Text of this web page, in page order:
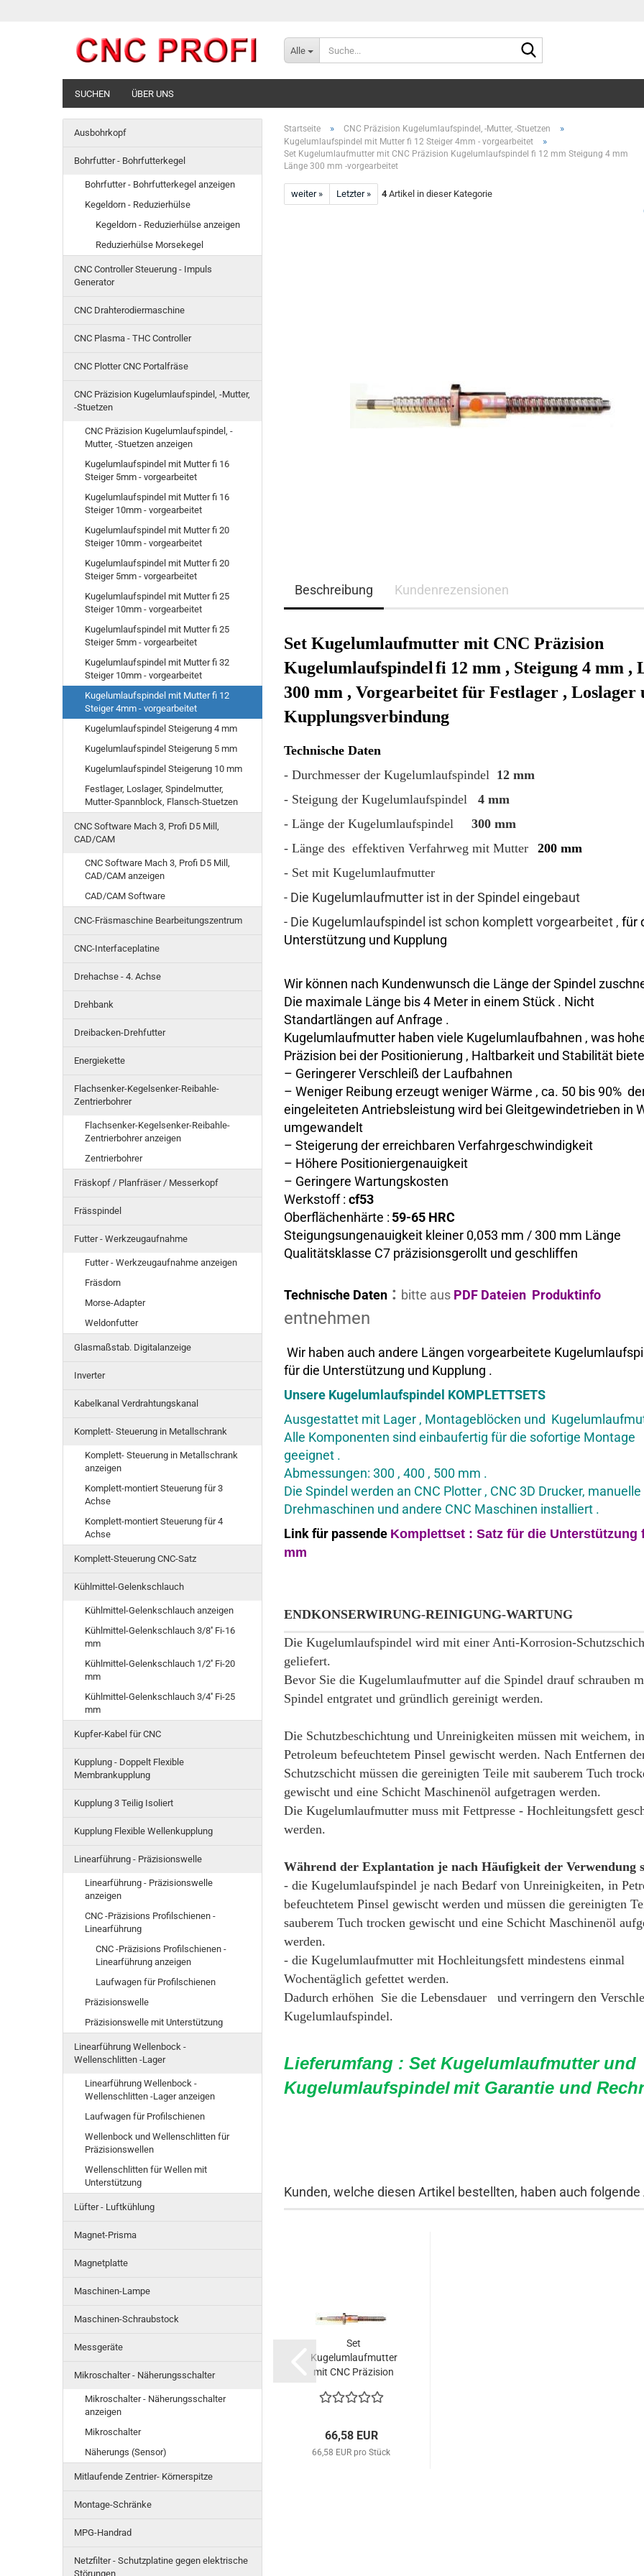
Alle
SUCHEN ÜBER UNS
Startseite » CNC Präzision Kugelumlaufspindel, -Mutter, -Stuetzen »
Kugelumlaufspindel mit Mutter fi 12 Steiger 4mm - vorgearbeitet »
Set Kugelumlaufmutter mit CNC Präzision Kugelumlaufspindel fi 12 mm Steigung 4 mm
Länge 300 mm -vorgearbeitet
weiter » Letzter » 4Artikel in dieser Kategorie
Beschreibung Kundenrezensionen
Set Kugelumlaufmutter mit CNC Präzision
Kugelumlaufspindelfi 12 mm , Steigung 4 mm ,
300 mm , Vorgearbeitet für Festlager , Loslager
Kupplungsverbindung
Technische Daten
- Durchmesser der Kugelumlaufspindel 12 mm
- Steigung der Kugelumlaufspindel 4 mm
- Länge der Kugelumlaufspindel
300 mm
- Länge des effektiven Verfahrweg mit Mutter
200 mm
- Set mit Kugelumlaufmutter
- Die Kugelumlaufmutter ist in der Spindel eingebaut
- Die Kugelumlaufspindel ist schon komplett vorgearbeitet , für
Unterstützung und Kupplung
Wir können nach Kundenwunsch die Länge der Spindel
Die maximale Länge bis 4 Meter in einem Stück . Nicht
Standartlängen auf Anfrage .
Kugelumlaufmutter haben viele Kugelumlaufbahnen , was
Präzision bei der Positionierung , Haltbarkeit und Stabilität
– Geringerer Verschleiß der Laufbahnen
– Weniger Reibung erzeugt weniger Wärme , ca. 50 bis 90%
eingeleiteten Antriebsleistung wird bei Gleitgewindetrieben in
umgewandelt
– Steigerung der erreichbaren Verfahrgeschwindigkeit
– Höhere Positioniergenauigkeit
– Geringere Wartungskosten
Werkstoff : cf53
Oberflächenhärte : 59-65 HRC
Steigungsungenauigkeit kleiner 0,053 mm / 300 mm Länge
Qualitätsklasse C7 präzisionsgerollt und geschliffen
Technische Daten: bitte aus PDF Dateien Produktinfo
entnehmen
Wir haben auch andere Längen vorgearbeitete
für die Unterstützung und Kupplung .
Unsere Kugelumlaufspindel KOMPLETTSETS
Ausgestattet mit Lager , Montageblöcken und
Alle Komponenten sind einbaufertig für die sofortige Montage
geeignet .
Abmessungen: 300 , 400 , 500 mm .
Die Spindel werden an CNC Plotter , CNC 3D Drucker, manuelle
Drehmaschinen und andere CNC Maschinen installiert .
Link für passende Komplettset : Satz für die Unterstützung
mm
ENDKONSERWIRUNG-REINIGUNG-WARTUNG
Die Kugelumlaufspindel wird mit einer Anti-Korrosion-
geliefert.
Bevor Sie die Kugelumlaufmutter auf die Spindel drauf schrauben
Spindel entgratet und gründlich gereinigt werden.
Die Schutzbeschichtung und Unreinigkeiten müssen mit weichem, in
Petroleum befeuchtetem Pinsel gewischt werden. Nach Entfernen
Schutzschicht müssen die gereinigten Teile mit sauberem Tuch
gewischt und eine Schicht Maschinenöl aufgetragen werden.
Die Kugelumlaufmutter muss mit Fettpresse - Hochleitungsfett
werden.
Während der Explantation je nach Häufigkeit der Verwendung
- die Kugelumlaufspindel je nach Bedarf von Unreinigkeiten, in
befeuchtetem Pinsel gewischt werden und müssen die gereinigten
sauberem Tuch trocken gewischt und eine Schicht Maschinenöl
werden.
- die Kugelumlaufmutter mit Hochleitungsfett mindestens einmal
Wochentäglich gefettet werden.
Dadurch erhöhen Sie die Lebensdauer und verringern den
Kugelumlaufspindel.
Lieferumfang : Set Kugelumlaufmutter und
Kugelumlaufspindel mit Garantie und
Kunden, welche diesen Artikel bestellten, haben auch
Set
Kugelumlaufmutter
mit CNC Präzision
66,58 EUR
66,58 EUR pro Stück
Ausbohrkopf
Bohrfutter - Bohrfutterkegel
Bohrfutter - Bohrfutterkegel anzeigen
Kegeldorn - Reduzierhülse
Kegeldorn - Reduzierhülse anzeigen
Reduzierhülse Morsekegel
CNC Controller Steuerung - Impuls
Generator
CNC Drahterodiermaschine
CNC Plasma - THC Controller
CNC Plotter CNC Portalfräse
CNC Präzision Kugelumlaufspindel, -Mutter,
-Stuetzen
CNC Präzision Kugelumlaufspindel, -
Mutter, -Stuetzen anzeigen
Kugelumlaufspindel mit Mutter fi 16
Steiger 5mm - vorgearbeitet
Kugelumlaufspindel mit Mutter fi 16
Steiger 10mm - vorgearbeitet
Kugelumlaufspindel mit Mutter fi 20
Steiger 10mm - vorgearbeitet
Kugelumlaufspindel mit Mutter fi 20
Steiger 5mm - vorgearbeitet
Kugelumlaufspindel mit Mutter fi 25
Steiger 10mm - vorgearbeitet
Kugelumlaufspindel mit Mutter fi 25
Steiger 5mm - vorgearbeitet
Kugelumlaufspindel mit Mutter fi 32
Steiger 10mm - vorgearbeitet
Kugelumlaufspindel mit Mutter fi 12
Steiger 4mm - vorgearbeitet
Kugelumlaufspindel Steigerung 4 mm
Kugelumlaufspindel Steigerung 5 mm
Kugelumlaufspindel Steigerung 10 mm
Festlager, Loslager, Spindelmutter,
Mutter-Spannblock, Flansch-Stuetzen
CNC Software Mach 3, Profi D5 Mill,
CAD/CAM
CNC Software Mach 3, Profi D5 Mill,
CAD/CAM anzeigen
CAD/CAM Software
CNC-Fräsmaschine Bearbeitungszentrum
CNC-Interfaceplatine
Drehachse - 4. Achse
Drehbank
Dreibacken-Drehfutter
Energiekette
Flachsenker-Kegelsenker-Reibahle-
Zentrierbohrer
Flachsenker-Kegelsenker-Reibahle-
Zentrierbohrer anzeigen
Zentrierbohrer
Fräskopf / Planfräser / Messerkopf
Frässpindel
Futter - Werkzeugaufnahme
Futter - Werkzeugaufnahme anzeigen
Fräsdorn
Morse-Adapter
Weldonfutter
Glasmaßstab. Digitalanzeige
Inverter
Kabelkanal Verdrahtungskanal
Komplett- Steuerung in Metallschrank
Komplett- Steuerung in Metallschrank
anzeigen
Komplett-montiert Steuerung für 3
Achse
Komplett-montiert Steuerung für 4
Achse
Komplett-Steuerung CNC-Satz
Kühlmittel-Gelenkschlauch
Kühlmittel-Gelenkschlauch anzeigen
Kühlmittel-Gelenkschlauch 3/8'' Fi-16
mm
Kühlmittel-Gelenkschlauch 1/2'' Fi-20
mm
Kühlmittel-Gelenkschlauch 3/4'' Fi-25
mm
Kupfer-Kabel für CNC
Kupplung - Doppelt Flexible
Membrankupplung
Kupplung 3 Teilig Isoliert
Kupplung Flexible Wellenkupplung
Linearführung - Präzisionswelle
Linearführung - Präzisionswelle
anzeigen
CNC -Präzisions Profilschienen -
Linearführung
CNC -Präzisions Profilschienen -
Linearführung anzeigen
Laufwagen für Profilschienen
Präzisionswelle
Präzisionswelle mit Unterstützung
Linearführung Wellenbock -
Wellenschlitten -Lager
Linearführung Wellenbock -
Wellenschlitten -Lager anzeigen
Laufwagen für Profilschienen
Wellenbock und Wellenschlitten für
Präzisionswellen
Wellenschlitten für Wellen mit
Unterstützung
Lüfter - Luftkühlung
Magnet-Prisma
Magnetplatte
Maschinen-Lampe
Maschinen-Schraubstock
Messgeräte
Mikroschalter - Näherungsschalter
Mikroschalter - Näherungsschalter
anzeigen
Mikroschalter
Näherungs (Sensor)
Mitlaufende Zentrier- Körnerspitze
Montage-Schränke
MPG-Handrad
Netzfilter - Schutzplatine gegen elektrische
Störungen